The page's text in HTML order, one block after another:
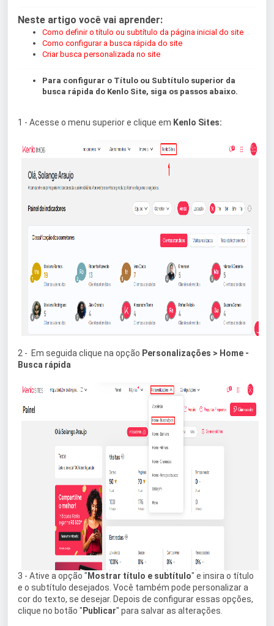
Neste artigo você vai aprender:
Como definir o título ou subtítulo da página inicial do site
Como configurar a busca rápida do site
Criar busca personalizada no site
Para configurar o Título ou Subtítulo superior da
busca rápida do Kenlo Site, siga os passos abaixo.
1 - Acesse o menu superior e clique em Kenlo Sites:
2 - Em seguida clique na opção Personalizações > Home -
Busca rápida
3 - Ative a opção " Mostrar título e subtítulo" e insira o título
e o subtítulo desejados. Você também pode personalizar a
cor do texto, se desejar. Depois de configurar essas opções,
clique no botão " Publicar" para salvar as alterações.